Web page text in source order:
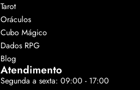
Tarot
Oráculos
Cubo Mágico
Dados RPG
Blog
Atendimento
Segunda a sexta: 09:00 - 17:00